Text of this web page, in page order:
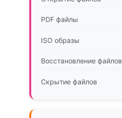
PDF файлы
ISO образы
Восстановление файлов
Скрытие файлов